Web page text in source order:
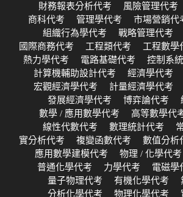
財務報表分析代考
風險管理代考
商科代考
管理學代考 市場營銷代
組織行為學代考
戰略管理代考
國際商務代考
工程類代考 工程數學
熱力學代考
電路基礎代考 控制系
計算機輔助設計代考
經濟學代考
宏觀經濟學代考
計量經濟學代考
發展經濟學代考
博弈論代考
數學 / 應用數學代考
高等數學代
線性代數代考
數理統計代考
實分析代考
複變函數代考 數值分析
應用數學建模代考
物理 / 化學代考
普通化學代考
力學代考 電磁學
量子物理代考
有機化學代考
分析化學代考
物理化學代考